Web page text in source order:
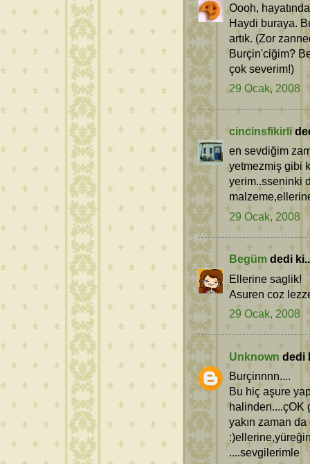
Oooh,
Haydi buraya.
artık. (Zor
Burçin'ciğim?
çok severim!)
29 Ocak, 2008
cincinsfikirli
en sevdiğim
yetmezmiş gibi
yerim..sseninki
29 Ocak, 2008
Begüm dedi
Ellerine saglik!
Asuren coz
29 Ocak, 2008
Unknown dedi
Burçinnnn....
Bu hiç aşure
halinden....çOK
yakın zaman
....sevgilerimle